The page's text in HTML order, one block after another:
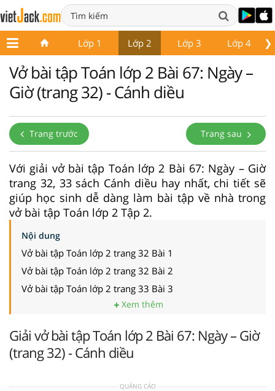
❯
Lớp 1 Lớp 2 Lớp 3 Lớp 4
Vở bài tập Toán lớp 2 Bài 67: Ngày –
Giờ (trang 32) - Cánh diều
Trang trước Trang sau
Với giải vở bài tập Toán lớp 2 Bài 67: Ngày – Giờ
trang 32, 33 sách Cánh diều hay nhất, chi tiết sẽ
giúp học sinh dễ dàng làm bài tập về nhà trong
vở bài tập Toán lớp 2 Tập 2.
Nội dung
Vở bài tập Toán lớp 2 trang 32 Bài 1
Vở bài tập Toán lớp 2 trang 32 Bài 2
Vở bài tập Toán lớp 2 trang 33 Bài 3
Xem thêm
Giải vở bài tập Toán lớp 2 Bài 67: Ngày – Giờ
(trang 32) - Cánh diều
QUẢNG CÁO